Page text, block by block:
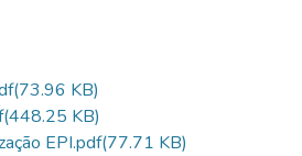
(73.96 KB)
(448.25 KB)
EPI.pdf(77.71 KB)